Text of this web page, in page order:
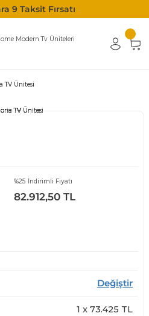
9 Taksit Fırsatı
TV Ünitesi
%25 İndirimli Fiyatı
82.912,50 TL
Değiştir
1 x 73.425 TL